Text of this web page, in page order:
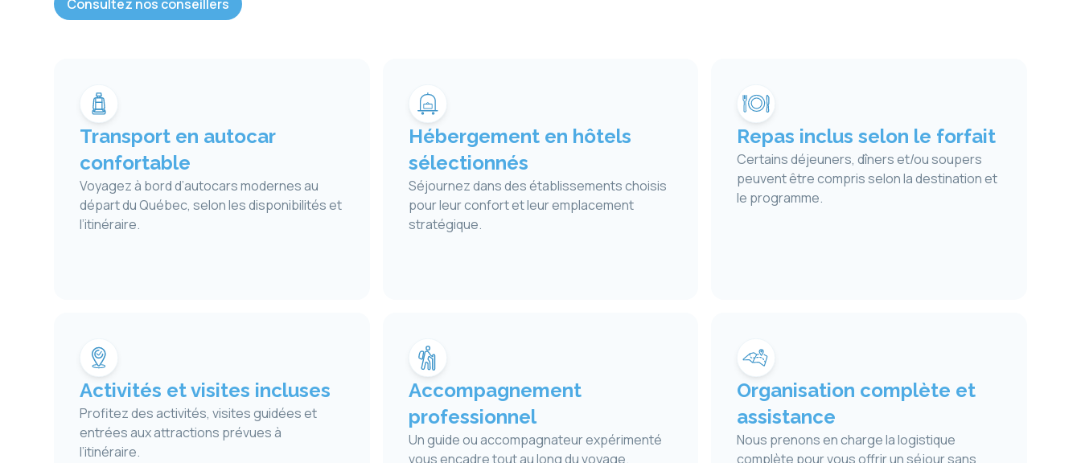
Consultez nos conseillers
Transport en autocar
confortable
Voyagez à bord d’autocars modernes au
départ du Québec, selon les disponibilités et
l’itinéraire.
Hébergement en hôtels
sélectionnés
Séjournez dans des établissements choisis
pour leur confort et leur emplacement
stratégique.
Repas inclus selon le forfait
Certains déjeuners, dîners et/ou soupers
peuvent être compris selon la destination et
le programme.
Activités et visites incluses
Profitez des activités, visites guidées et
entrées aux attractions prévues à
l’itinéraire.
Accompagnement
professionnel
Un guide ou accompagnateur expérimenté
vous encadre tout au long du voyage.
Organisation complète et
assistance
Nous prenons en charge la logistique
complète pour vous offrir un séjour sans